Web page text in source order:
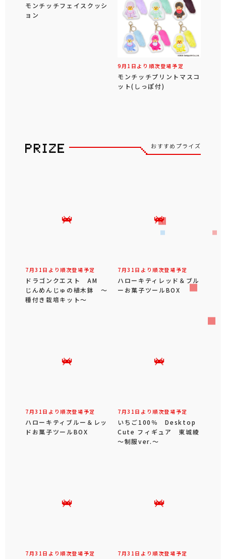
モンチッチフェイスクッシ
ョン
9月1日より順次登場予定
モンチッチプリントマスコ
ット(しっぽ付)
おすすめプライズ
7月31日より順次登場予定
ドラゴンクエスト AM
じんめんじゅの植木鉢 ～
種付き栽培キット～
ーお菓子ツールBOX
7月31日より順次登場予定
ハローキティブルー＆レッ
ドお菓子ツールBOX
7月31日より順次登場予定
いちご100％ Desktop
Cute フィギュア 東城綾
～制服ver.～
7月31日より順次登場予定 7月31日より順次登場予定